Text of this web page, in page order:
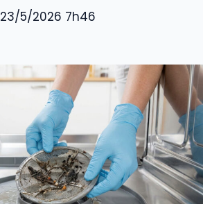
23/5/2026 7h46